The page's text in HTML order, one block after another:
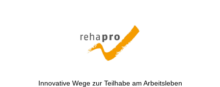
Innovative Wege zur Teilhabe am Arbeitsleben